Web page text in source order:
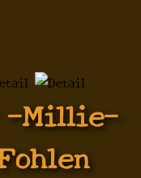
-Millie-